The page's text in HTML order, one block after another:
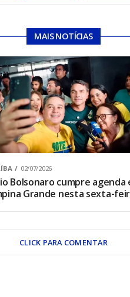
MAIS NOTÍCIAS
02/07/2026
Bolsonaro cumpre agenda
Grande nesta sexta-
CLICK PARA COMENTAR